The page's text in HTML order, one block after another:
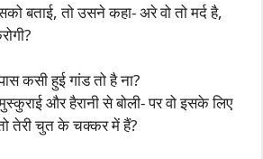
बताई, तो उसने कहा- अरे वो तो मर्द है,
कसी हुई गांड तो है ना?
और हैरानी से बोली- पर वो इसके लिए
तो तेरी चुत के चक्कर में हैं?